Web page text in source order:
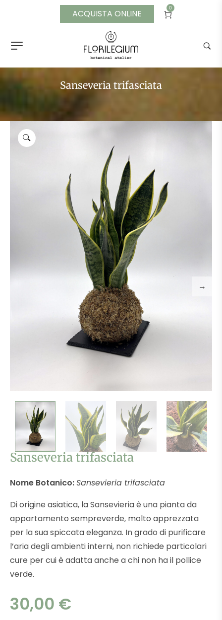
ACQUISTA ONLINE
0
Sanseveria trifasciata
Sanseveria trifasciata
Nome Botanico:Sansevieria trifasciata
Di origine asiatica, la Sansevieria è una pianta da
appartamento sempreverde, molto apprezzata
per la sua spiccata eleganza. In grado di purificare
l’aria degli ambienti interni, non richiede particolari
cure per cui è adatta anche a chi non ha il pollice
verde.
30,00 €